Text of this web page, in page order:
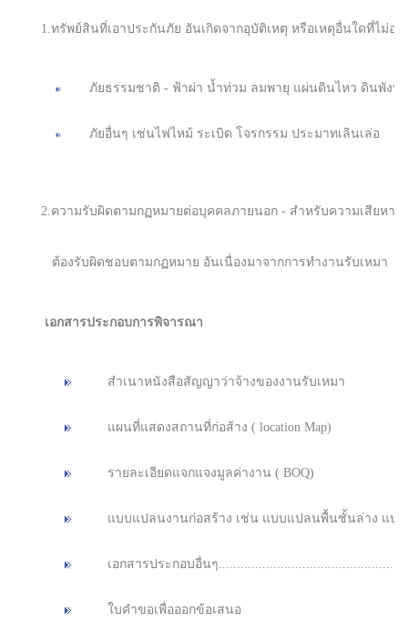
1.ทรัพย์สินที่เอาประกันภัย อันเกิดจากอุบัติเหตุ หรือเหตุอื่นใดที่ไม่อ
ภัยธรรมชาติ - ฟ้าผ่า น้ำท่วม ลมพายุ แผ่นดินไหว ดินพังท
ภัยอื่นๆ เช่นไฟไหม้ ระเบิด โจรกรรม ประมาทเลินเล่อ
2.ความรับผิดตามกฏหมายต่อบุคคลภายนอก - สำหรับความเสียหาย
ต้องรับผิดชอบตามกฏหมาย อันเนื่องมาจากการทำงานรับเหมา
เอกสารประกอบการพิจารณา
สำเนาหนังสือสัญญาว่าจ้างของงานรับเหมา
แผนที่แสดงสถานที่ก่อส้าง ( location Map)
รายละเอียดแจกแจงมูลค่างาน ( BOQ)
แบบแปลนงานก่อสร้าง เช่น แบบแปลนพื้นชั้นล่าง แบ
เอกสารประกอบอื่นๆ
ใบคำขอเพื่อออกข้อเสนอ